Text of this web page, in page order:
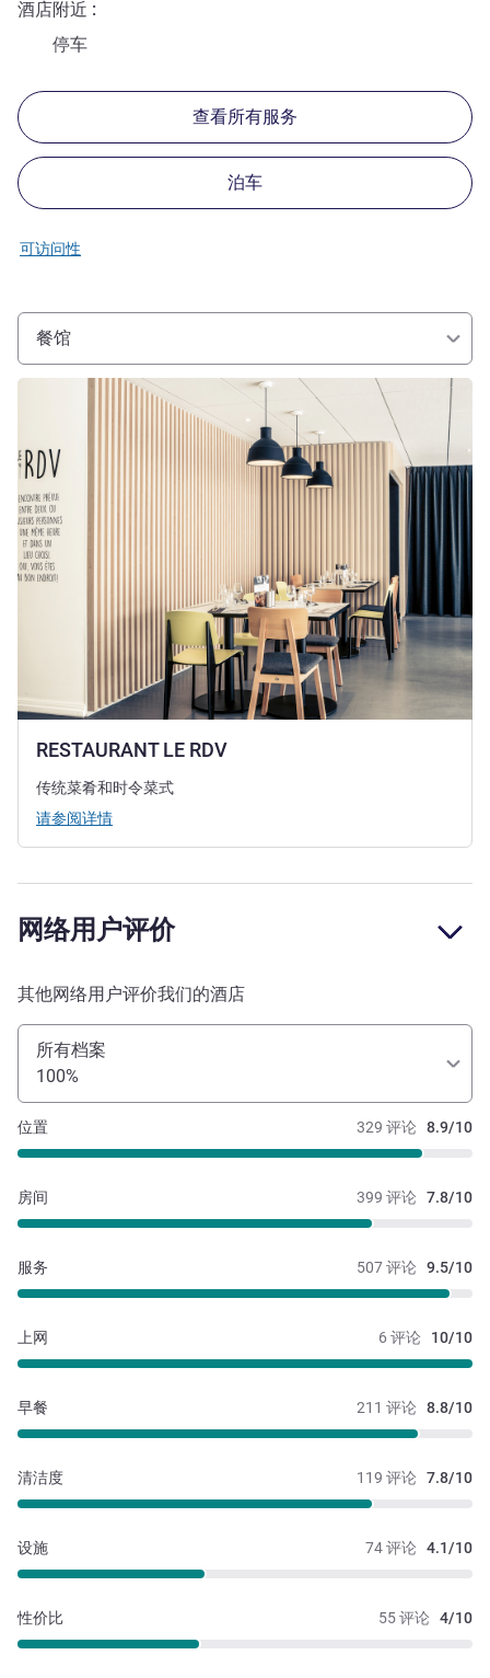
酒店附近
停车
查看所有服务
泊车
可访问性
餐馆
RESTAURANT LE RDV
请参阅详情
传统菜肴和时令菜式
请参阅详情
网络用户评价
其他网络用户评价我们的酒店
所有档案
100%
329 评论 8.9/10
位置
399 评论 7.8/10
房间
507 评论 9.5/10
服务
6 评论 10/10
上网
211 评论 8.8/10
早餐
119 评论 7.8/10
清洁度
74 评论 4.1/10
设施
55 评论 4/10
性价比